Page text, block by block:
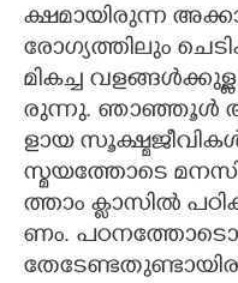
ക്ഷ​മാ​യി​രു​ന്ന​
രോ​ഗ്യ​ത്തി​ലും​
മി​ക​ച്ച​
രു​ന്നു​. ഞാ​ഞ്ഞൂ​ൾ​
ളാ​യ​
സ്മ​യ​ത്തോ​ടെ​
ത്താം​ ക്ലാ​സി​ൽ​
ണം​.